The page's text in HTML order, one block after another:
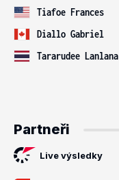
Tiafoe Frances
Diallo Gabriel
Tararudee Lanlana
Partneři
Live výsledky